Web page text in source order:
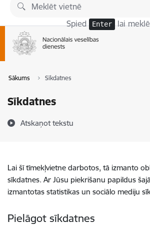
Pāriet uz lapas saturu
Spied Enter lai
Sākums Sīkdatnes
Sīkdatnes
Atskaņot tekstu
Lai šī tīmekļvietne darbotos, tā izmanto
sīkdatnes. Ar Jūsu piekrišanu papildus
izmantotas statistikas un sociālo mediju
Pielāgot sīkdatnes